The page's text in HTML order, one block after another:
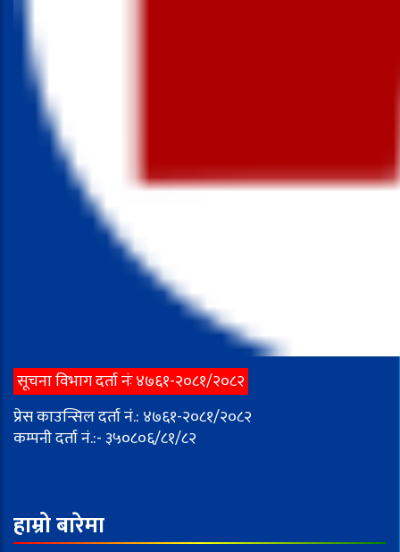
सूचना विभाग दर्ता नंः ४७६१-२०८१/२०८२
प्रेस काउन्सिल दर्ता नं.: ४७६१-२०८१/२०८२
कम्पनी दर्ता नं.:- ३५०८०६/८१/८२
हाम्रो बारेमा